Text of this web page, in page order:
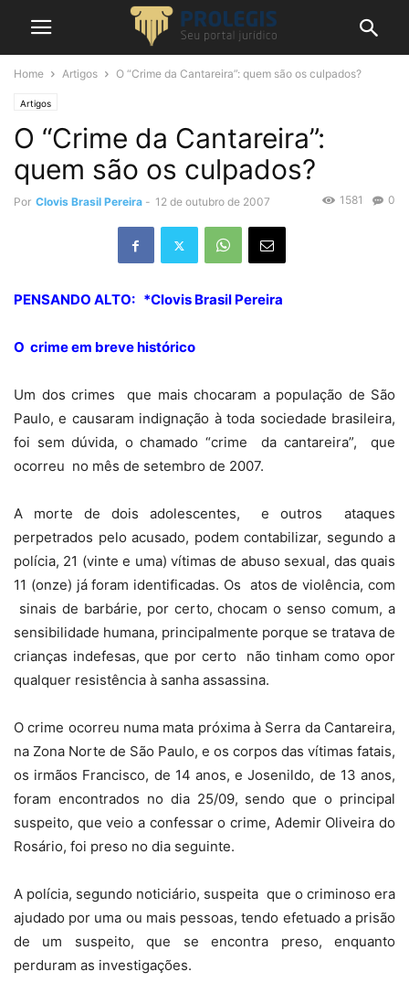
Home Artigos O “Crime da Cantareira”: quem são os culpados?
Artigos
O “Crime da Cantareira”:
quem são os culpados?
Por Clovis Brasil Pereira - 12 de outubro de 2007 0
1581
PENSANDO ALTO: *Clovis Brasil Pereira
O crime em breve histórico
Um dos crimes
que mais chocaram a população de São
Paulo, e causaram indignação à toda sociedade brasileira,
foi sem dúvida, o chamado “crime
da cantareira”,
que
ocorreu no mês de setembro de 2007.
A morte de dois adolescentes, e outros
ataques
perpetrados pelo acusado, podem contabilizar, segundo a
polícia, 21 (vinte e uma) vítimas de abuso sexual, das quais
11 (onze) já foram identificadas. Os atos de violência, com
sinais de barbárie, por certo, chocam o senso comum, a
sensibilidade humana, principalmente porque se tratava de
crianças indefesas, que por certo
não tinham como opor
qualquer resistência à sanha assassina.
O crime ocorreu numa mata próxima à Serra da Cantareira,
na Zona Norte de São Paulo, e os corpos das vítimas fatais,
os irmãos Francisco, de 14 anos, e Josenildo, de 13 anos,
foram encontrados no dia 25/09, sendo que o principal
suspeito, que veio a confessar o crime, Ademir Oliveira do
Rosário, foi preso no dia seguinte.
A polícia, segundo noticiário, suspeita que o criminoso era
ajudado por uma ou mais pessoas, tendo efetuado a prisão
de um suspeito, que se encontra preso, enquanto
perduram as investigações.